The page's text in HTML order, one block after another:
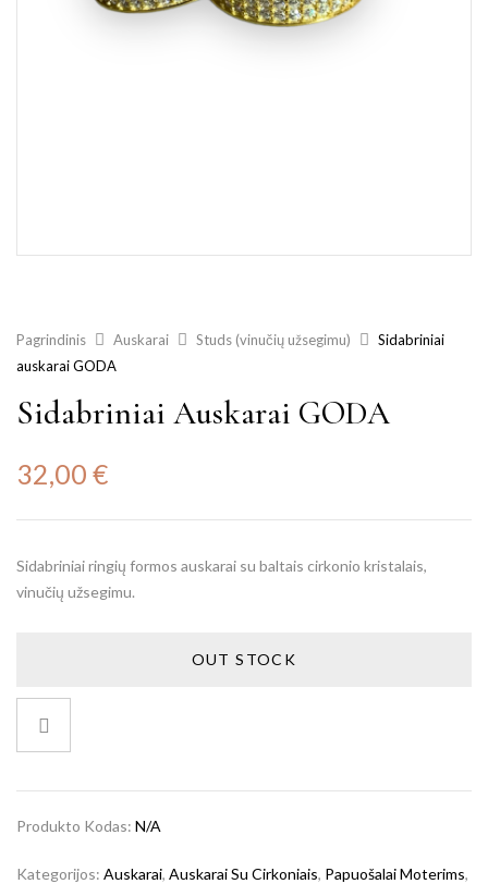
Pagrindinis Auskarai Studs (vinučių užsegimu)
Sidabriniai
auskarai GODA
Sidabriniai Auskarai GODA
32,00 €
Sidabriniai ringių formos auskarai su baltais cirkonio kristalais,
vinučių užsegimu.
OUT STOCK
Produkto Kodas: N/A
Kategorijos: Auskarai, Auskarai Su Cirkoniais, Papuošalai Moterims,